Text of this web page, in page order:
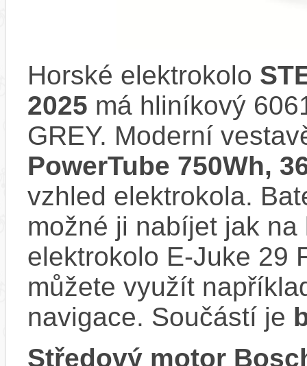
Horské elektrokolo
2025 má hliníkový
GREY. Moderní
PowerTube 750Wh,
vzhled elektrokola.
možné ji nabíjet jak
elektrokolo E-Juke 29
můžete využít
navigace. Součástí je
Středový motor